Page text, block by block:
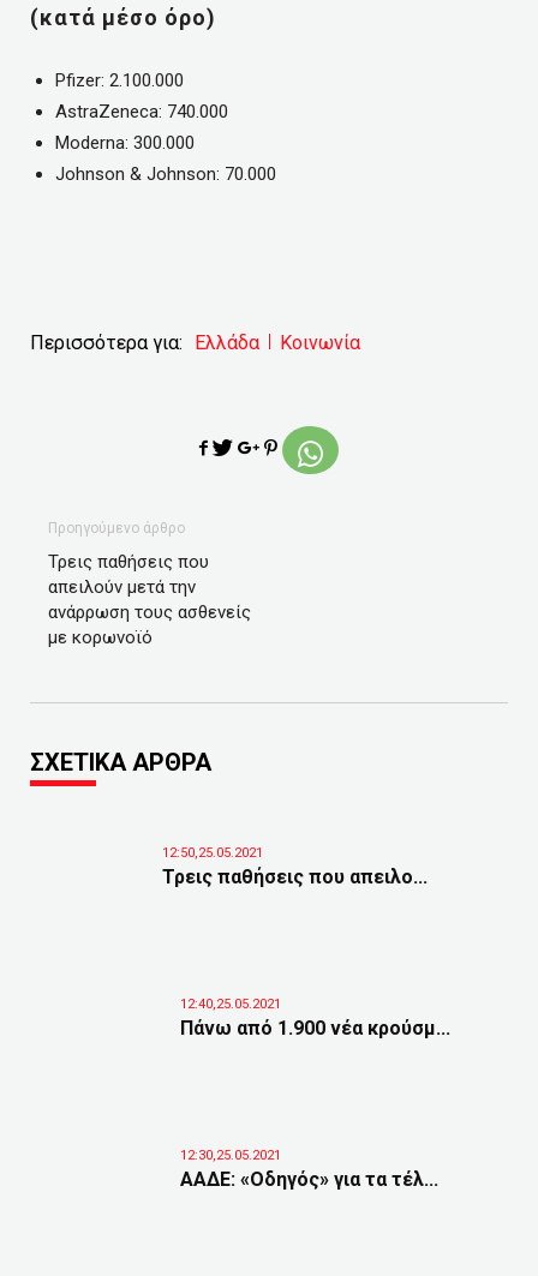
(κατά μέσο όρο)
Pfizer: 2.100.000
AstraZeneca: 740.000
Μoderna: 300.000
Johnson & Johnson: 70.000
Περισσότερα για: Ελλάδα Κοινωνία
Προηγούμενο άρθρο
Τρεις παθήσεις που
απειλούν μετά την
ανάρρωση τους ασθενείς
με κορωνοϊό
ΣΧΕΤΙΚΑ ΑΡΘΡΑ
12:50,25.05.2021
Τρεις παθήσεις που απειλο...
12:40,25.05.2021
Πάνω από 1.900 νέα κρούσμ...
12:30,25.05.2021
ΑΑΔΕ: «Οδηγός» για τα τέλ...